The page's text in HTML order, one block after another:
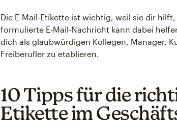
Die E-Mail-Etikette ist wichtig, weil sie dir
formulierte E-Mail-Nachricht kann dabei
dich als glaubwürdigen Kollegen, Manager,
Freiberufler zu etablieren.
10 Tipps für die
Etikette im